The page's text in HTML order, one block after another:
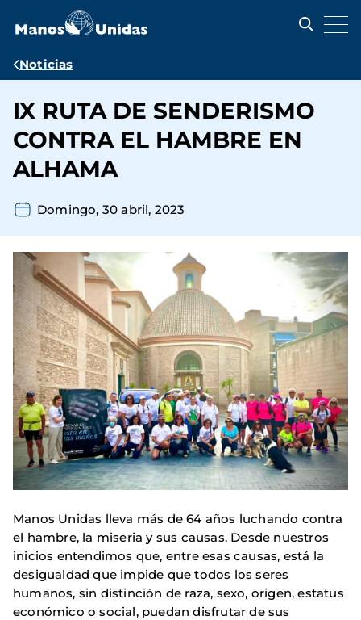
contenido
Ruta
navegación
Noticias
IX RUTA DE SENDERISMO
CONTRA EL HAMBRE EN
ALHAMA
Domingo, 30 abril, 2023
Manos Unidas lleva más de 64 años luchando contra
el hambre, la miseria y sus causas. Desde nuestros
inicios entendimos que, entre esas causas, está la
desigualdad que impide que todos los seres
humanos, sin distinción de raza, sexo, origen, estatus
económico o social, puedan disfrutar de sus